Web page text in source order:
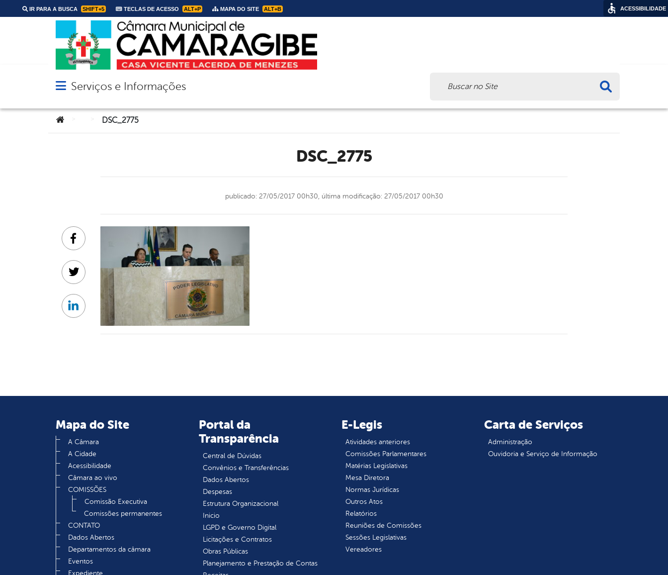
IR PARA A BUSCA SHIFT+5 TECLAS DE ACESSO ALT+P MAPA DO SITE ALT+B
Abrir menu principal de navegação
Serviços e Informações
Você está aqui:DSC_2775
DSC_2775
publicado: 27/05/2017 00h30, última modificação: 27/05/2017 00h30
Facebook
Twitter
Linkedin
Mapa do Site
A Câmara
A Cidade
Acessibilidade
Câmara ao vivo
COMISSÕES
Comissão Executiva
Comissões permanentes
CONTATO
Dados Abertos
Departamentos da câmara
Eventos
Expediente
Portal da
Transparência
Central de Dúvidas
Convênios e Transferências
Dados Abertos
Despesas
Estrutura Organizacional
Inicio
LGPD e Governo Digital
Licitações e Contratos
Obras Públicas
Planejamento e Prestação de Contas
E-Legis
Atividades anteriores
Comissões Parlamentares
Matérias Legislativas
Mesa Diretora
Normas Jurídicas
Outros Atos
Relatórios
Reuniões de Comissões
Sessões Legislativas
Vereadores
Carta de Serviços
Administração
Ouvidoria e Serviço de Informação
ACESSIBILIDADE